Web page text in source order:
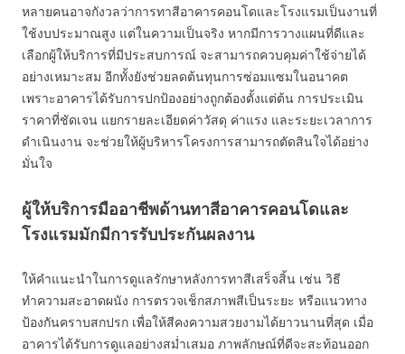
หลายคนอาจกังวลว่าการทาสีอาคารคอนโดและโรงแรมเป็นงานที่
ใช้งบประมาณสูง แต่ในความเป็นจริง หากมีการวางแผนที่ดีและ
เลือกผู้ให้บริการที่มีประสบการณ์ จะสามารถควบคุมค่าใช้จ่ายได้
อย่างเหมาะสม อีกทั้งยังช่วยลดต้นทุนการซ่อมแซมในอนาคต
เพราะอาคารได้รับการปกป้องอย่างถูกต้องตั้งแต่ต้น การประเมิน
ราคาที่ชัดเจน แยกรายละเอียดค่าวัสดุ ค่าแรง และระยะเวลาการ
ดำเนินงาน จะช่วยให้ผู้บริหารโครงการสามารถตัดสินใจได้อย่าง
มั่นใจ
ผู้ให้บริการมืออาชีพด้านทาสีอาคารคอนโดและ
โรงแรมมักมีการรับประกันผลงาน
ให้คำแนะนำในการดูแลรักษาหลังการทาสีเสร็จสิ้น เช่น วิธี
ทำความสะอาดผนัง การตรวจเช็กสภาพสีเป็นระยะ หรือแนวทาง
ป้องกันคราบสกปรก เพื่อให้สีคงความสวยงามได้ยาวนานที่สุด เมื่อ
อาคารได้รับการดูแลอย่างสม่ำเสมอ ภาพลักษณ์ที่ดีจะสะท้อนออก